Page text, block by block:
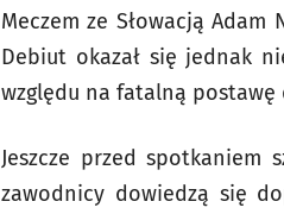
Meczem ze Słowacją
Debiut okazał się jednak
względu na fatalną postawę
Jeszcze przed spotkaniem
zawodnicy dowiedzą się